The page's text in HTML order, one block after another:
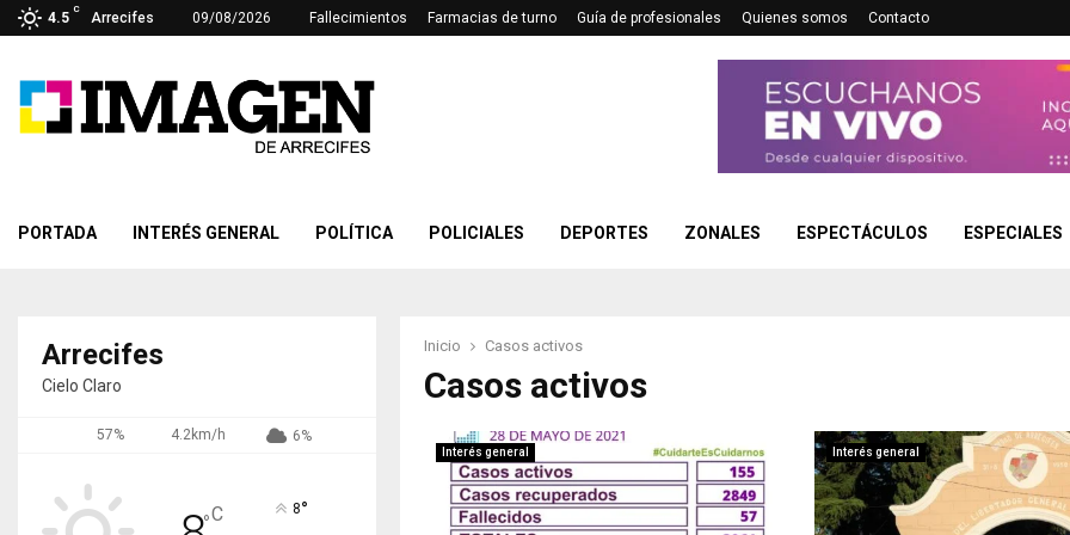
4.5
C
Arrecifes 09/08/2026 Fallecimientos Farmacias de turno Guía de profesionales Quienes somos Contacto
PORTADA INTERÉS GENERAL POLÍTICA POLICIALES DEPORTES ZONALES ESPECTÁCULOS ESPECIALES
Inicio Casos activos
Casos activos
Interés general Interés general
Arrecifes
Cielo Claro
57% 4.2km/h 6%
°C 8°